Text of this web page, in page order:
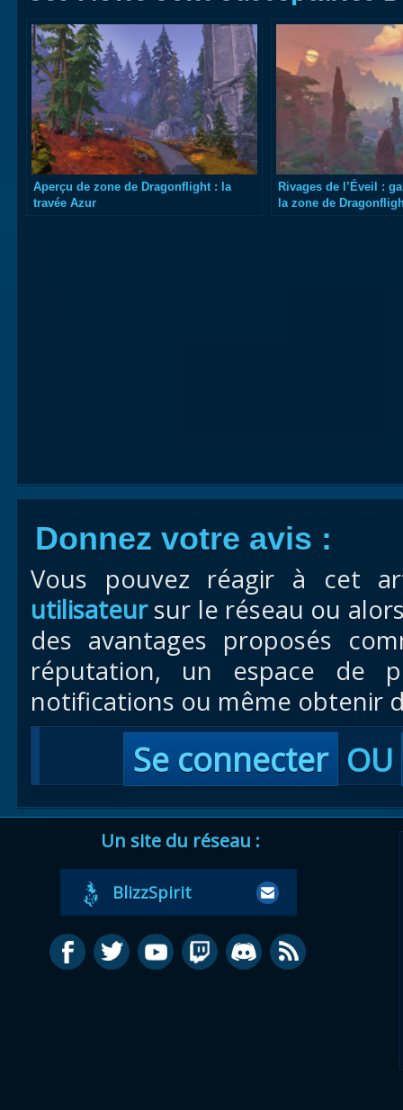
Aperçu de zone de Dragonflight : la
travée Azur
Rivages de l’Éveil :
la zone de
Donnez votre avis :
Vous pouvez réagir à cet
utilisateursur le réseau ou
des avantages proposés
réputation, un espace de
notifications ou même obtenir
Se connecter OU
Un site du réseau :
BlizzSpirit